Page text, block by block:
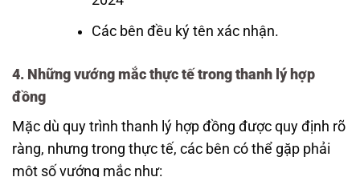
Các bên đều ký tên xác nhận.
4. Những vướng mắc thực tế trong thanh lý hợp
đồng
Mặc dù quy trình thanh lý hợp đồng được quy định rõ
ràng, nhưng trong thực tế, các bên có thể gặp phải
một số vướng mắc như: